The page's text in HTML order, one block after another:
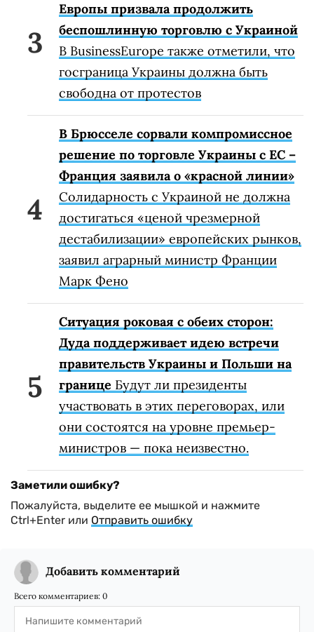
Европы призвала продолжить
беспошлинную торговлю с Украиной
В BusinessEurope также отметили, что
госграница Украины должна быть
свободна от протестов
В Брюсселе сорвали компромиссное
решение по торговле Украины с ЕС –
Франция заявила о «красной линии»
Солидарность с Украиной не должна
достигаться «ценой чрезмерной
дестабилизации» европейских рынков,
заявил аграрный министр Франции
Марк Фено
Ситуация роковая с обеих сторон:
Дуда поддерживает идею встречи
правительств Украины и Польши на
границе Будут ли президенты
участвовать в этих переговорах, или
они состоятся на уровне премьер-
министров — пока неизвестно.
Заметили ошибку?
Пожалуйста, выделите ее мышкой и нажмите
Ctrl+Enter или Отправить ошибку
Добавить комментарий
Всего комментариев: 0